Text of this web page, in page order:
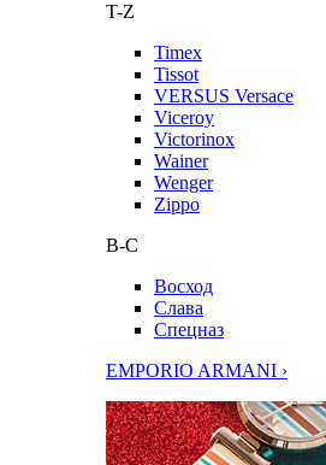
T-Z
Timex
Tissot
VERSUS Versace
Viceroy
Victorinox
Wainer
Wenger
Zippo
В-С
Восход
Слава
Спецназ
EMPORIO ARMANI ›